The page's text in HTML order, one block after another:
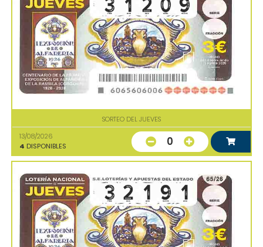
SORTEO DEL JUEVES
13/08/2026
4 DISPONIBLES 0